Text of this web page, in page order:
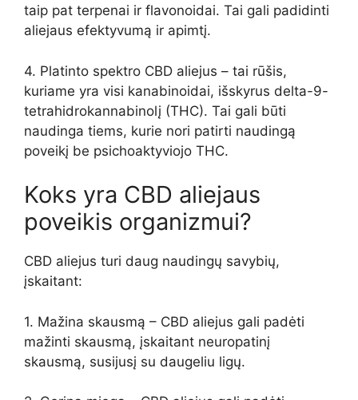
taip pat terpenai ir flavonoidai. Tai gali padidinti
aliejaus efektyvumą ir apimtį.
4. Platinto spektro CBD aliejus – tai rūšis,
kuriame yra visi kanabinoidai, išskyrus delta-9-
tetrahidrokannabinolį (THC). Tai gali būti
naudinga tiems, kurie nori patirti naudingą
poveikį be psichoaktyviojo THC.
Koks yra CBD aliejaus
poveikis organizmui?
CBD aliejus turi daug naudingų savybių,
įskaitant:
1. Mažina skausmą – CBD aliejus gali padėti
mažinti skausmą, įskaitant neuropatinį
skausmą, susijusį su daugeliu ligų.